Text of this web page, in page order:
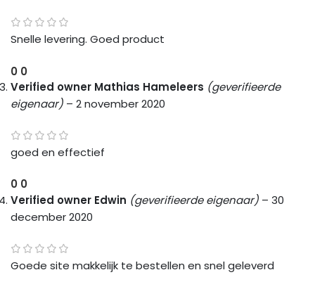
Snelle levering. Goed product
0 0
Verified owner Mathias Hameleers (geverifieerde
eigenaar) – 2 november 2020
goed en effectief
0 0
Verified owner Edwin (geverifieerde eigenaar) – 30
december 2020
Goede site makkelijk te bestellen en snel geleverd